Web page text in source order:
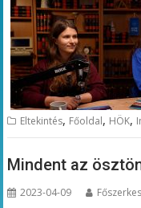
Eltekintés, Főoldal, HÖK,
Mindent az
2023-04-09